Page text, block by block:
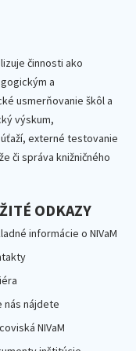
činnosti ako
a
usmerňovanie škôl a
výskum,
externé testovanie
či správa knižničného
ODKAZY
informácie o NIVaM
nás nájdete
NIVaM